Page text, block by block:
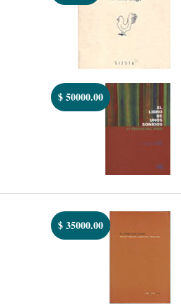
$50000.00
$35000.00